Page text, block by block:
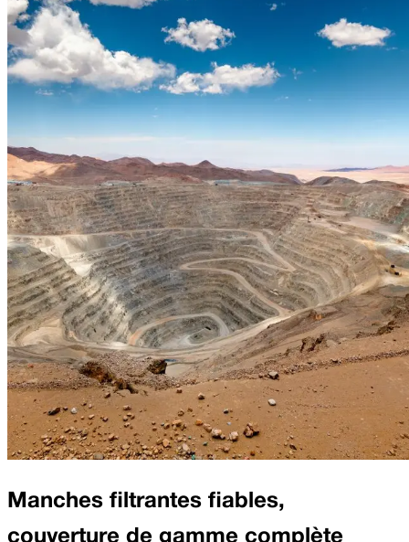
Manches filtrantes fiables,